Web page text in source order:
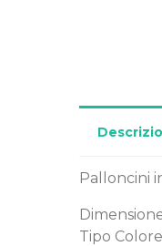
Palloncini
Tipo